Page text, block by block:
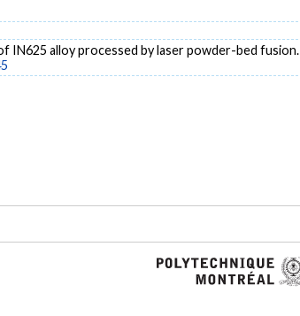
IN625 alloy processed by laser powder-bed fusion.